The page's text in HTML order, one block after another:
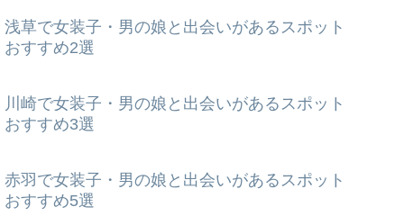
浅草で女装子・男の娘と出会いがあるスポット
おすすめ2選
川崎で女装子・男の娘と出会いがあるスポット
おすすめ3選
赤羽で女装子・男の娘と出会いがあるスポット
おすすめ5選